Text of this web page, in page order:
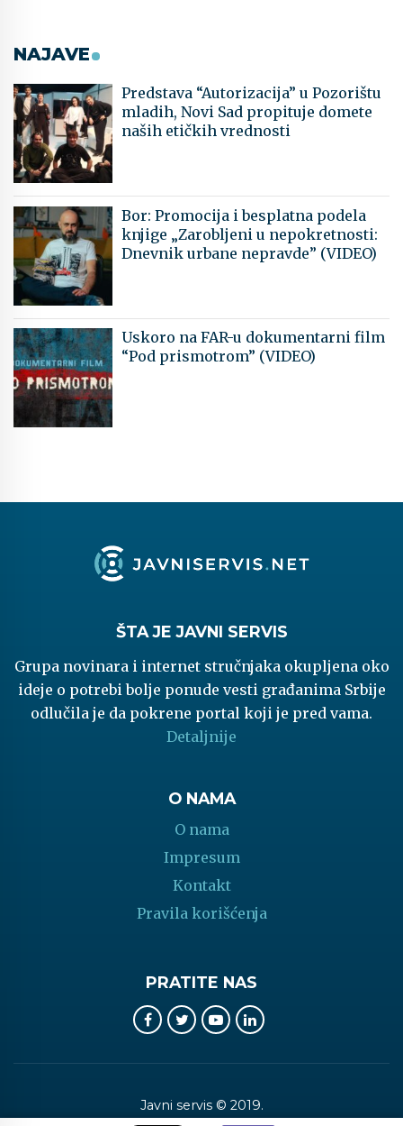
NAJAVE
Predstava “Autorizacija” u Pozorištu
mladih, Novi Sad propituje domete
naših etičkih vrednosti
Bor: Promocija i besplatna podela
knjige „Zarobljeni u nepokretnosti:
Dnevnik urbane nepravde” (VIDEO)
Uskoro na FAR-u dokumentarni film
“Pod prismotrom” (VIDEO)
ŠTA JE JAVNI SERVIS
Grupa novinara i internet stručnjaka okupljena oko
ideje o potrebi bolje ponude vesti građanima Srbije
odlučila je da pokrene portal koji je pred vama.
Detaljnije
O NAMA
O nama
Impresum
Kontakt
Pravila korišćenja
PRATITE NAS
Javni servis © 2019.